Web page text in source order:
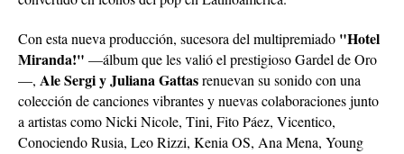
Miranda!"—álbum que les valió el prestigioso Gardel de Oro
—,Ale Sergi y Juliana Gattasrenuevan su sonido con una
colección de canciones vibrantes y nuevas colaboraciones junto
a artistas como Nicki Nicole, Tini, Fito Páez, Vicentico,
Conociendo Rusia, Leo Rizzi, Kenia OS, Ana Mena, Young
Cister y Abraham Mateo.